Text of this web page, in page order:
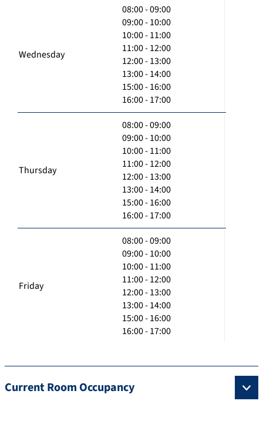
Wednesday
08:00 - 09:00
09:00 - 10:00
10:00 - 11:00
11:00 - 12:00
12:00 - 13:00
13:00 - 14:00
15:00 - 16:00
16:00 - 17:00
Thursday
08:00 - 09:00
09:00 - 10:00
10:00 - 11:00
11:00 - 12:00
12:00 - 13:00
13:00 - 14:00
15:00 - 16:00
16:00 - 17:00
Friday
08:00 - 09:00
09:00 - 10:00
10:00 - 11:00
11:00 - 12:00
12:00 - 13:00
13:00 - 14:00
15:00 - 16:00
16:00 - 17:00
Current Room Occupancy